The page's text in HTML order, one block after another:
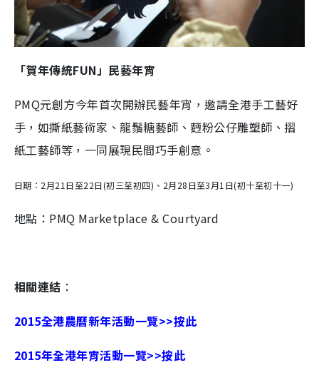
「賀年傳統FUN」民藝年宵
PMQ元創方今年首次開辦民藝年宵，邀請全港手工藝好
手，如撕紙藝術家、龍鬚糖藝師、麪粉公仔雕塑師、摺
紙工藝師等，一同展現民間巧手創意。
日期：2月21日至22日(初三至初四)、2月28日至3月1日(初十至初十一)
地點：PMQ Marketplace & Courtyard
相關連結 ：
2015全港農曆新年活動一覽>>按此
2015年全港年宵活動一覽>>按此